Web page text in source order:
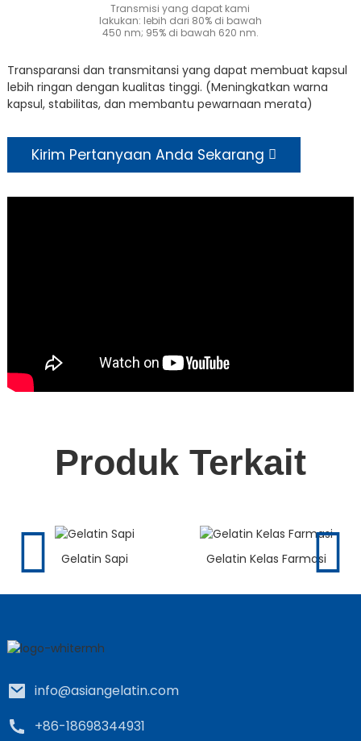
Transmisi yang dapat kami
lakukan: lebih dari 80% di bawah
450 nm; 95% di bawah 620 nm.
Transparansi dan transmitansi yang dapat membuat kapsul
lebih ringan dengan kualitas tinggi. (Meningkatkan warna
kapsul, stabilitas, dan membantu pewarnaan merata)
Kirim Pertanyaan Anda Sekarang
Produk Terkait
Gelatin Sapi Gelatin Kelas Farmasi
info@asiangelatin.com
+86-18698344931